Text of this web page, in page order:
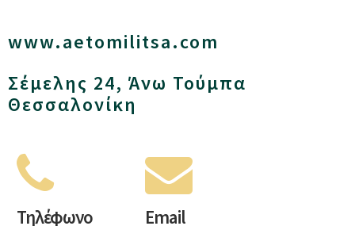
www.aetomilitsa.com
Σέμελης 24, Άνω Τούμπα
Θεσσαλονίκη
Τηλέφωνο Email